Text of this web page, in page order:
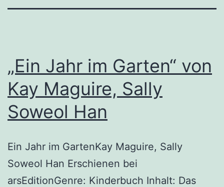
„Ein Jahr im Garten“ von
Kay Maguire, Sally
Soweol Han
Ein Jahr im GartenKay Maguire, Sally
Soweol Han Erschienen bei
arsEditionGenre: Kinderbuch Inhalt: Das